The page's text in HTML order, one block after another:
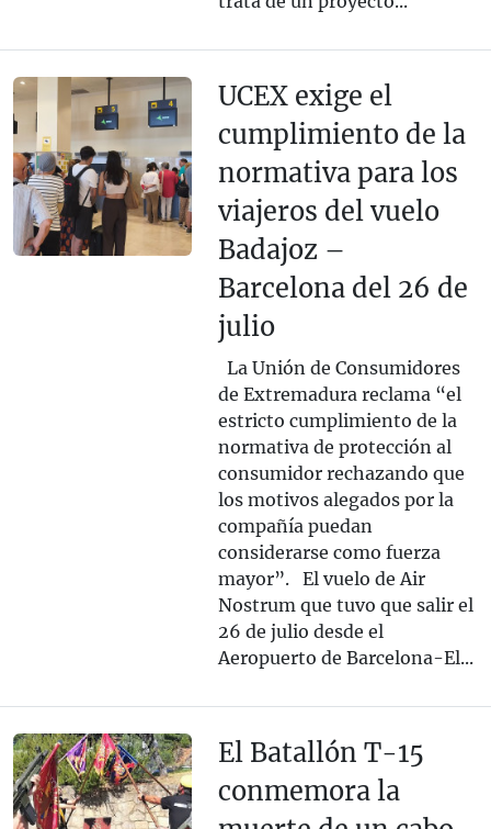
UCEX exige el
cumplimiento de la
normativa para los
viajeros del vuelo
Badajoz –
Barcelona del 26 de
julio
La Unión de Consumidores
de Extremadura reclama “el
estricto cumplimiento de la
normativa de protección al
consumidor rechazando que
los motivos alegados por la
compañía puedan
considerarse como fuerza
mayor”. El vuelo de Air
Nostrum que tuvo que salir el
26 de julio desde el
Aeropuerto de Barcelona-El...
El Batallón T-15
conmemora la